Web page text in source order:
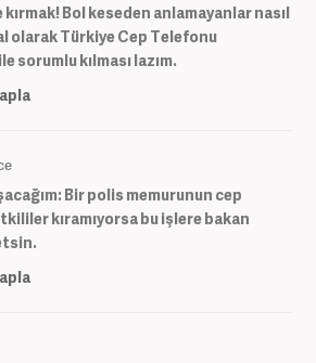
Bol keseden anlamayanlar nasıl
olarak Türkiye Cep Telefonu
sorumlu kılması lazım.
Bir polis memurunun cep
kıramıyorsa bu işlere bakan